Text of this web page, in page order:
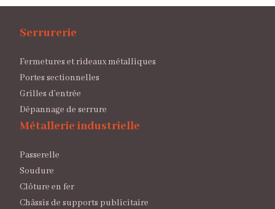
Serrurerie
Fermetures et rideaux métalliques
Portes sectionnelles
Grilles d’entrée
Dépannage de serrure
Métallerie industrielle
Passerelle
Soudure
Clôture en fer
Châssis de supports publicitaire